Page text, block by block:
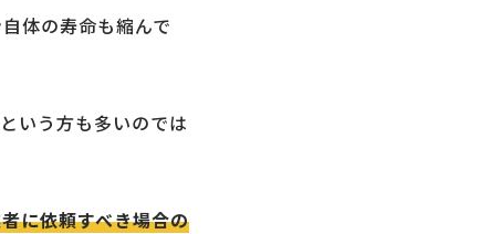
体の寿命も縮んで
いう方も多いのでは
に依頼すべき場合の